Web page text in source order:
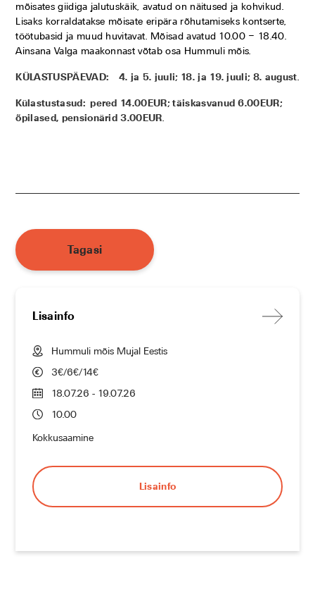
Lisainfo
Hummuli mõis Mujal Eestis
3€/6€/14€
18.07.26 - 19.07.26
10.00
Kokkusaamine
Lisainfo
mõisates giidiga jalutuskäik, avatud on näitused ja kohvikud.
Lisaks korraldatakse mõisate eripära rõhutamiseks kontserte,
töötubasid ja muud huvitavat. Mõisad avatud 10.00 – 18.40.
Ainsana Valga maakonnast võtab osa Hummuli mõis.
KÜLASTUSPÄEVAD: 4. ja 5. juuli; 18. ja 19. juuli; 8. august
Külastustasud: pered 14.00EUR; täiskasvanud 6.00EUR;
õpilased, pensionärid 3.00EUR
Tagasi